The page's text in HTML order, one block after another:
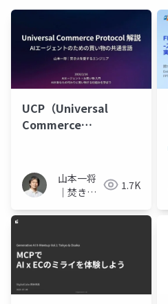
UCP（Universal
Commerce
山本一将
｜焚き火
エンジニ
1.7K